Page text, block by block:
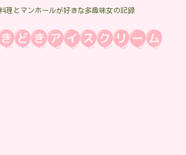
理とマンホールが好きな多趣味女の記録